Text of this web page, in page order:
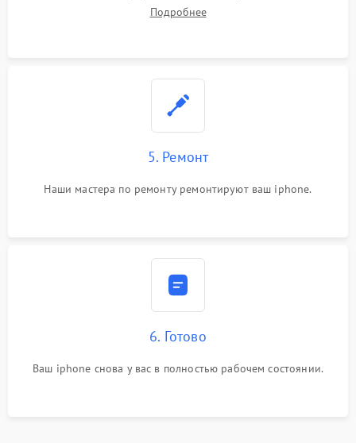
Подробнее
5. Ремонт
Наши мастера по ремонту ремонтируют ваш iphone.
6. Готово
Ваш iphone снова у вас в полностью рабочем состоянии.